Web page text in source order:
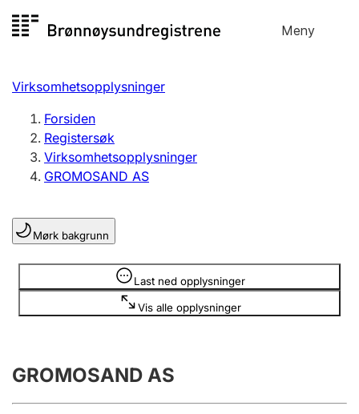
til
Meny
Registersøk
Aksjeselskap
Enkeltpersonforetak
Registrere, endre, slette
Lag og forening
Registrere, endre, slette
Årsregnskap
Innsending og forsinkelsesgebyr
Virksomhetsopplysninger
Forsiden
Registersøk
Virksomhetsopplysninger
GROMOSAND AS
Mørk bakgrunn
Last ned opplysninger
Vis alle opplysninger
Opplysninger er skjult
GROMOSAND AS